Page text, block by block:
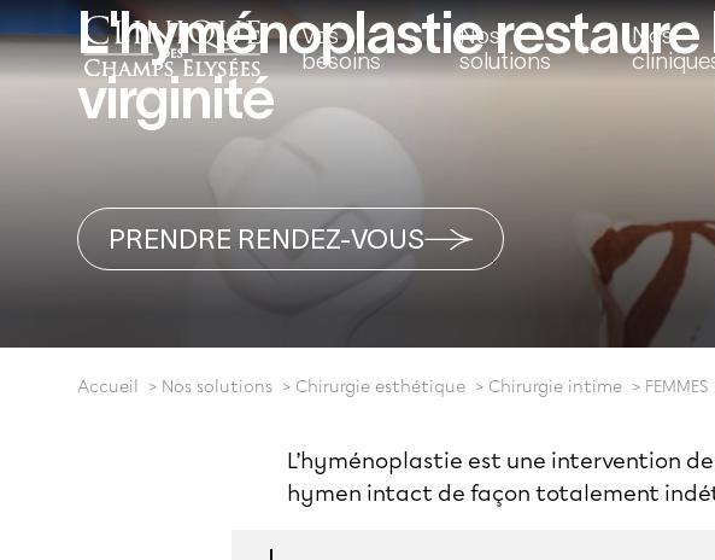
Vos
besoins
Nos
solutions
Nos
L'hyménoplastie restaure
virginité
PRENDRE RENDEZ-VOUS
Accueil Nos solutions Chirurgie esthétique Chirurgie intime FEMMES
L’hyménoplastie est une intervention
hymen intact de façon totalement